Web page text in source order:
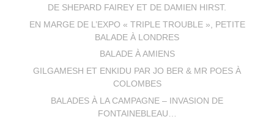
DE SHEPARD FAIREY ET DE DAMIEN HIRST.
EN MARGE DE L’EXPO « TRIPLE TROUBLE », PETITE
BALADE À LONDRES
BALADE À AMIENS
GILGAMESH ET ENKIDU PAR JO BER & MR POES À
COLOMBES
BALADES À LA CAMPAGNE – INVASION DE
FONTAINEBLEAU…